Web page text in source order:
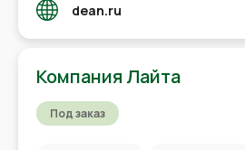
dean.ru
Компания Лайта
Под заказ